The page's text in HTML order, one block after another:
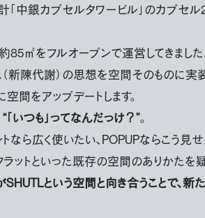
中銀カプセルタワービル」のカプセル
㎡をフルオープンで運営してきました
（新陳代謝）の思想を空間そのものに実装
空間をアップデートします。
“「いつも」ってなんだっけ？”。
なら広く使いたい、POPUPならこう見
ラットといった既存の空間のありかたを疑
SHUTLという空間と向き合うことで、